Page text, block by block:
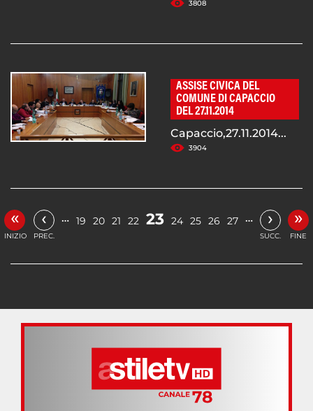
3808
ASSISE CIVICA DEL
COMUNE DI CAPACCIO
DEL 27.11.2014
Capaccio,27.11.2014...
3904
«
INIZIO
‹
PREC.
… 19 20 21 22 23 24 25 26 27 … ›
SUCC.
»
FINE